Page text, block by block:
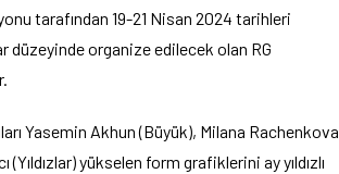
tarafından 19-21 Nisan 2024 tarihleri
düzeyinde organize edilecek olan RG
Yasemin Akhun (Büyük), Milana Rachenkova
yükselen form grafiklerini ay yıldızlı